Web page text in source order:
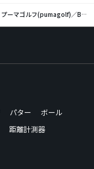
プーマゴルフ(pumagolf)／BioFUSIONのゴルフギアの口コミ評価
パター
ボール
距離計測器